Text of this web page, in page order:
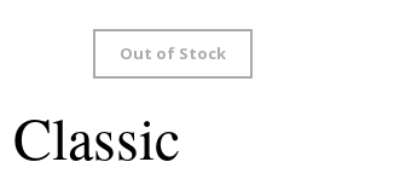
Out of Stock